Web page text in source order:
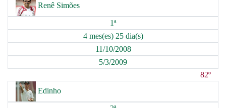
Renê Simões
1ª
4 mes(es) 25 dia(s)
11/10/2008
5/3/2009
82º
Edinho